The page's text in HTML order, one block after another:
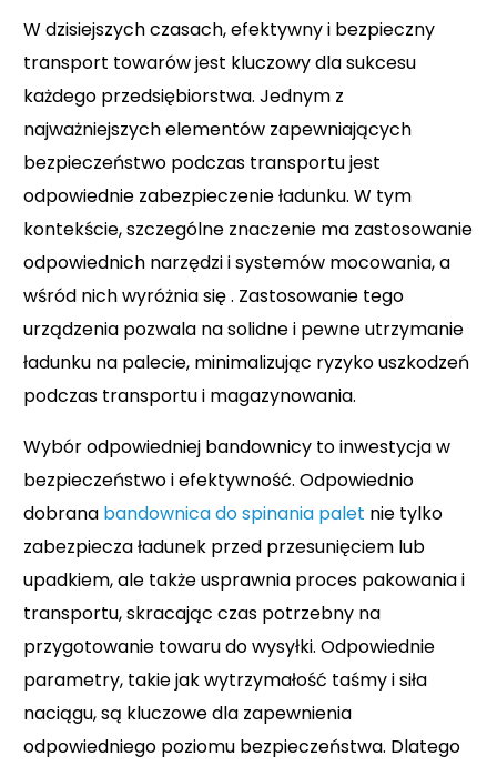
W dzisiejszych czasach, efektywny i bezpieczny
transport towarów jest kluczowy dla sukcesu
każdego przedsiębiorstwa. Jednym z
najważniejszych elementów zapewniających
bezpieczeństwo podczas transportu jest
odpowiednie zabezpieczenie ładunku. W tym
kontekście, szczególne znaczenie ma zastosowanie
odpowiednich narzędzi i systemów mocowania, a
wśród nich wyróżnia się . Zastosowanie tego
urządzenia pozwala na solidne i pewne utrzymanie
ładunku na palecie, minimalizując ryzyko uszkodzeń
podczas transportu i magazynowania.
Wybór odpowiedniej bandownicy to inwestycja w
bezpieczeństwo i efektywność. Odpowiednio
dobrana bandownica do spinania palet nie tylko
zabezpiecza ładunek przed przesunięciem lub
upadkiem, ale także usprawnia proces pakowania i
transportu, skracając czas potrzebny na
przygotowanie towaru do wysyłki. Odpowiednie
parametry, takie jak wytrzymałość taśmy i siła
naciągu, są kluczowe dla zapewnienia
odpowiedniego poziomu bezpieczeństwa. Dlatego